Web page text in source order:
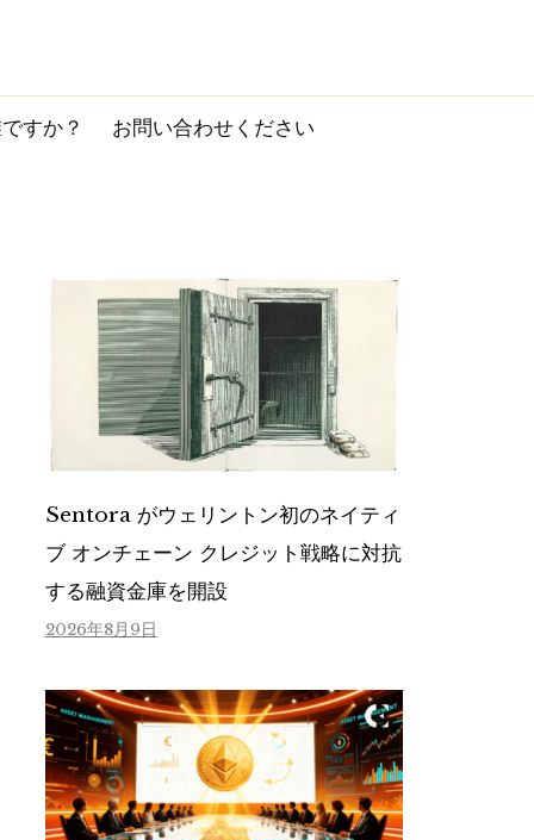
すか？ お問い合わせください
Sentora がウェリントン初のネイティ
ブ オンチェーン クレジット戦略に対抗
する融資金庫を開設
2026年8月9日